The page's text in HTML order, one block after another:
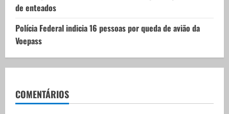
de enteados
Polícia Federal indicia 16 pessoas por queda de avião da
Voepass
COMENTÁRIOS